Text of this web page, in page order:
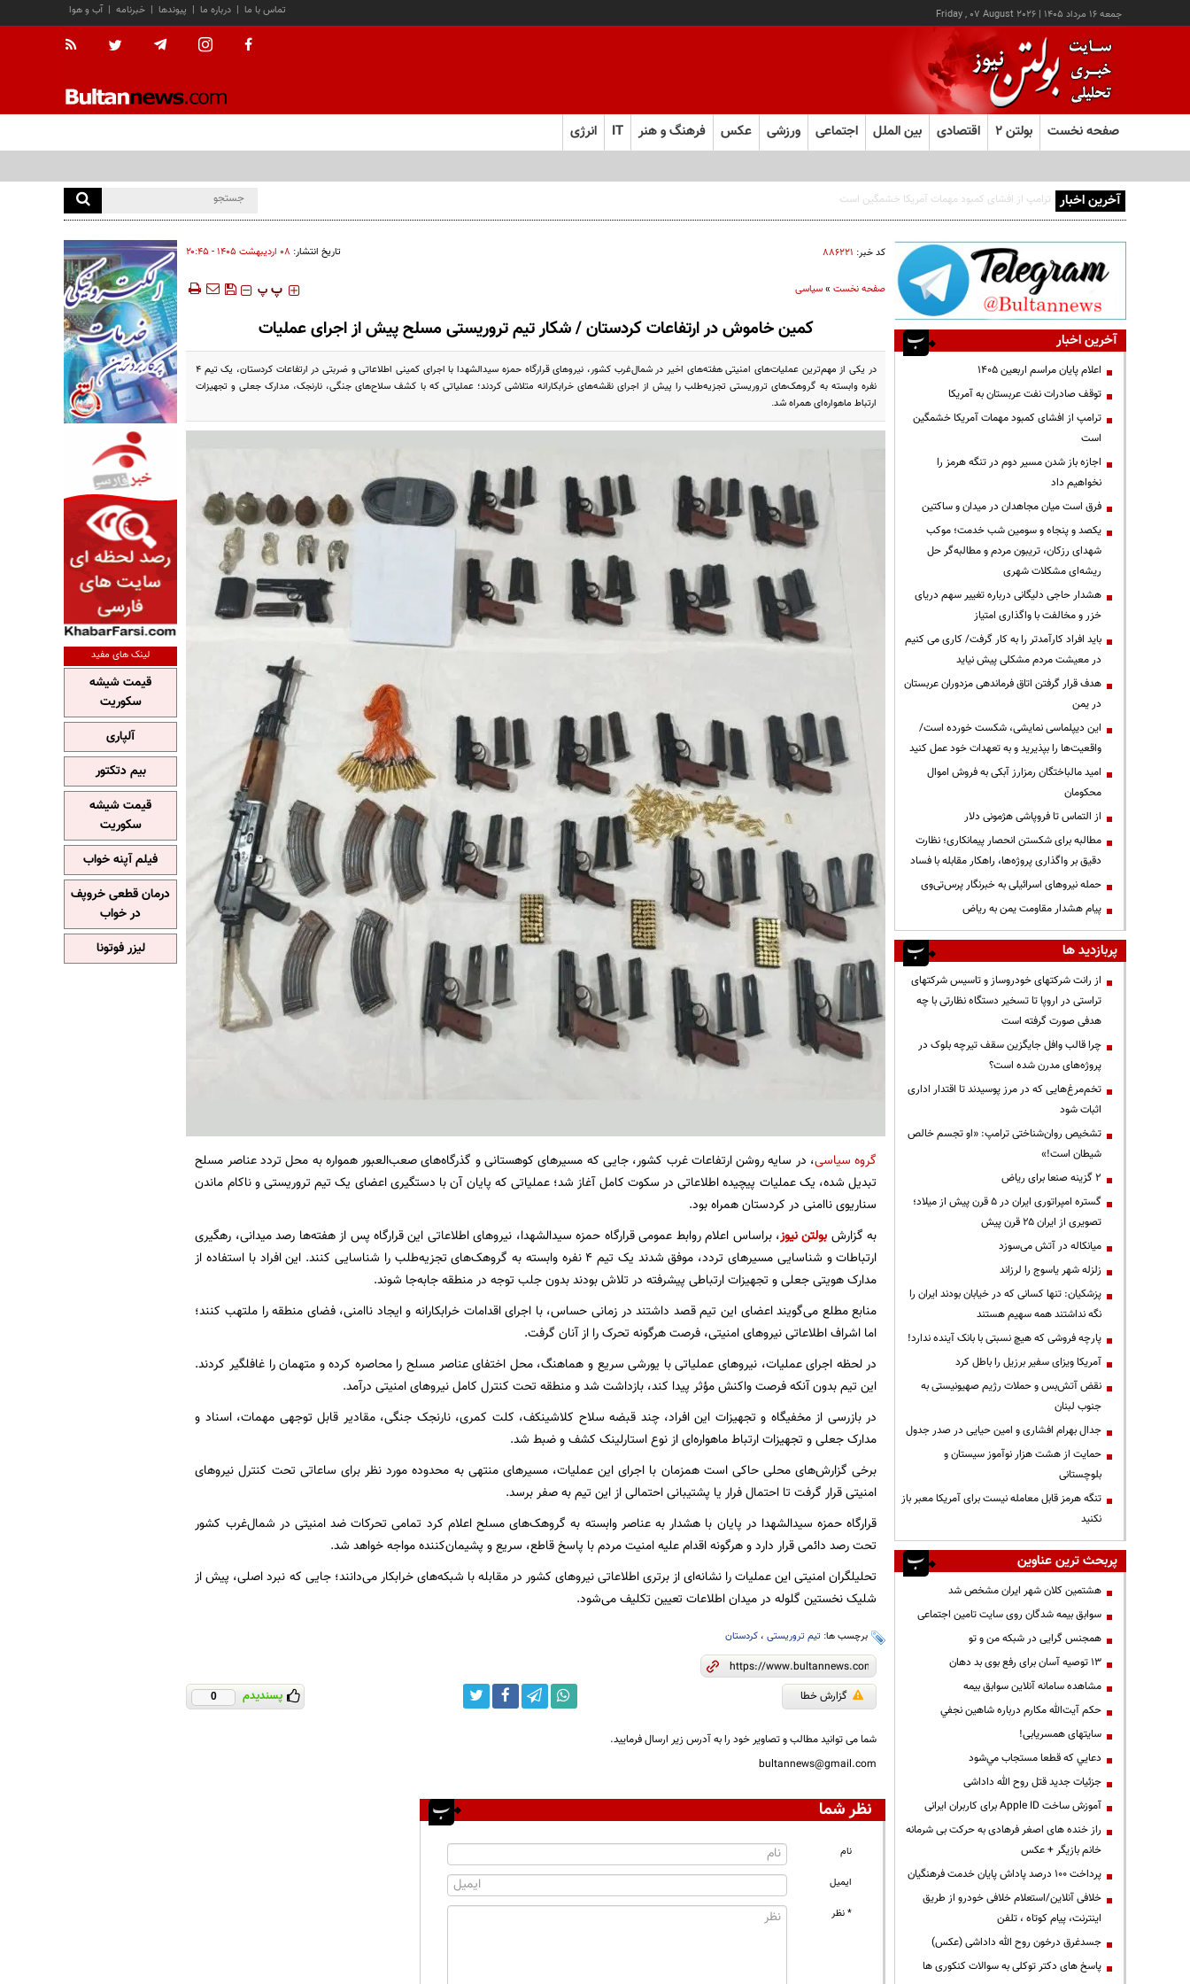
جمعه ۱۶ مرداد ۱۴۰۵ |
Friday , 07 August 2026 آب و هوا | خبرنامه | پیوندها | درباره ما | تماس با ما
صفحه نخست بولتن ۲ اقتصادی بین الملل اجتماعی ورزشی عکس فرهنگ و هنر IT انرژی
آخرین اخبار
کد خبر: ۸۸۶۲۲۱ تاریخ انتشار: ۰۸ ارديبهشت ۱۴۰۵ - ۲۰:۴۵
صفحه نخست»سیاسی ‍‍‍ پ پ
کمین خاموش در ارتفاعات کردستان / شکار تیم تروریستی مسلح پیش از اجرای عملیات
در یکی از مهم‌ترین عملیات‌های امنیتی هفته‌های اخیر در شمال‌غرب کشور، نیروهای قرارگاه حمزه سیدالشهدا با اجرای کمینی اطلاعاتی و ضربتی در ارتفاعات کردستان، یک تیم ۴
نفره وابسته به گروهک‌های تروریستی تجزیه‌طلب را پیش از اجرای نقشه‌های خرابکارانه متلاشی کردند؛ عملیاتی که با کشف سلاح‌های جنگی، نارنجک، مدارک جعلی و تجهیزات
ارتباط ماهواره‌ای همراه شد.
گروه سیاسی، در سایه‌ روشن ارتفاعات غرب کشور، جایی که مسیرهای کوهستانی و گذرگاه‌های صعب‌العبور همواره به محل تردد عناصر مسلح
تبدیل شده، یک عملیات پیچیده اطلاعاتی در سکوت کامل آغاز شد؛ عملیاتی که پایان آن با دستگیری اعضای یک تیم تروریستی و ناکام ماندن
سناریوی ناامنی در کردستان همراه بود.
به گزارش بولتن نیوز، براساس اعلام روابط عمومی قرارگاه حمزه سیدالشهدا، نیروهای اطلاعاتی این قرارگاه پس از هفته‌ها رصد میدانی، رهگیری
ارتباطات و شناسایی مسیرهای تردد، موفق شدند یک تیم ۴ نفره وابسته به گروهک‌های تجزیه‌طلب را شناسایی کنند. این افراد با استفاده از
مدارک هویتی جعلی و تجهیزات ارتباطی پیشرفته در تلاش بودند بدون جلب توجه در منطقه جابه‌جا شوند.
منابع مطلع می‌گویند اعضای این تیم قصد داشتند در زمانی حساس، با اجرای اقدامات خرابکارانه و ایجاد ناامنی، فضای منطقه را ملتهب کنند؛
اما اشراف اطلاعاتی نیروهای امنیتی، فرصت هرگونه تحرک را از آنان گرفت.
در لحظه اجرای عملیات، نیروهای عملیاتی با یورشی سریع و هماهنگ، محل اختفای عناصر مسلح را محاصره کرده و متهمان را غافلگیر کردند.
این تیم بدون آنکه فرصت واکنش مؤثر پیدا کند، بازداشت شد و منطقه تحت کنترل کامل نیروهای امنیتی درآمد.
در بازرسی از مخفیگاه و تجهیزات این افراد، چند قبضه سلاح کلاشینکف، کلت کمری، نارنجک جنگی، مقادیر قابل توجهی مهمات، اسناد و
مدارک جعلی و تجهیزات ارتباط ماهواره‌ای از نوع استارلینک کشف و ضبط شد.
برخی گزارش‌های محلی حاکی است همزمان با اجرای این عملیات، مسیرهای منتهی به محدوده مورد نظر برای ساعاتی تحت کنترل نیروهای
امنیتی قرار گرفت تا احتمال فرار یا پشتیبانی احتمالی از این تیم به صفر برسد.
قرارگاه حمزه سیدالشهدا در پایان با هشدار به عناصر وابسته به گروهک‌های مسلح اعلام کرد تمامی تحرکات ضد امنیتی در شمال‌غرب کشور
تحت رصد دائمی قرار دارد و هرگونه اقدام علیه امنیت مردم با پاسخ قاطع، سریع و پشیمان‌کننده مواجه خواهد شد.
تحلیلگران امنیتی این عملیات را نشانه‌ای از برتری اطلاعاتی نیروهای کشور در مقابله با شبکه‌های خرابکار می‌دانند؛ جایی که نبرد اصلی، پیش از
شلیک نخستین گلوله در میدان اطلاعات تعیین تکلیف می‌شود.
برچسب ها: تیم تروریستی، کردستان
گزارش خطا پسندیدم 0
شما می توانید مطالب و تصاویر خود را به آدرس زیر ارسال فرمایید.
bultannews@gmail.com
نظر شما
نام
ایمیل
* نظر
آخرین اخبار
اعلام پایان مراسم اربعین ۱۴۰۵
توقف صادرات نفت عربستان به آمریکا
ترامپ از افشای کمبود مهمات آمریکا خشمگین
است
اجازه باز شدن مسیر دوم در تنگه هرمز را
نخواهیم داد
فرق است میان مجاهدان در میدان و ساکتین
یکصد و پنجاه و سومین شب خدمت؛ موکب
شهدای رزکان، تریبون مردم و مطالبه‌گر حل
ریشه‌ای مشکلات شهری
هشدار حاجی دلیگانی درباره تغییر سهم دریای
خزر و مخالفت با واگذاری امتیاز
باید افراد کارآمدتر را به کار گرفت/ کاری می کنیم
در معیشت مردم مشکلی پیش نیاید
هدف قرار گرفتن اتاق‌ فرماندهی مزدوران عربستان
در یمن
این دیپلماسی نمایشی، شکست خورده است/
واقعیت‌ها را بپذیرید و به تعهدات خود عمل کنید
امید مالباختگان رمزارز آبکی به فروش اموال
محکومان
از التماس تا فروپاشی هژمونی دلار
مطالبه برای شکستن انحصار پیمانکاری؛ نظارت
دقیق بر واگذاری پروژه‌ها، راهکار مقابله با فساد
حمله نیروهای اسرائیلی به خبرنگار پرس‌تی‌وی
پیام هشدار مقاومت یمن به ریاض
پربازدید ها
از رانت‌ شرکتهای خودروساز و تاسیس شرکتهای
تراستی در اروپا تا تسخیر دستگاه نظارتی با چه
هدفی صورت گرفته است
چرا قالب وافل جایگزین سقف تیرچه بلوک در
پروژه‌های مدرن شده است؟
تخم‌مرغ‌هایی که در مرز پوسیدند تا اقتدار اداری
اثبات شود
تشخیص روان‌شناختی ترامپ: «او تجسم خالص
شیطان است!»
۲ گزینه صنعا برای ریاض
گستره امپراتوری ایران در ۵ قرن پیش از میلاد؛
تصویری از ایران ۲۵ قرن پیش
میانکاله در آتش می‌سوزد
زلزله شهر یاسوج را لرزاند
پزشکیان: تنها کسانی که در خیابان بودند ایران را
نگه نداشتند همه سهیم هستند
پارچه فروشی که هیچ نسبتی با بانک آینده ندارد!
آمریکا ویزای سفیر برزیل را باطل کرد
نقض آتش‌بس و حملات رژیم صهیونیستی به
جنوب لبنان
جدال بهرام افشاری و امین حیایی در صدر جدول
حمایت از هشت هزار نوآموز سیستان و
بلوچستانی
تنگه هرمز قابل معامله نیست برای آمریکا معبر باز
نکنید
پربحث ترین عناوین
هشتمین کلان شهر ایران مشخص شد
سوابق بیمه شدگان روی سایت تامین اجتماعی
همجنس گرایی در شبکه من و تو
13 توصیه آسان برای رفع بوی بد دهان
مشاهده سامانه آنلاين سوابق بیمه
حكم آيت‌الله مكارم درباره شاهين نجفي
سایتهای همسریابی!
دعايي كه قطعا مستجاب مي‌شود
جزئیات جدید قتل روح الله داداشی
آموزش ساخت Apple ID برای کاربران ایرانی
راز خنده های اصغر فرهادی به حرکت بی شرمانه
خانم بازیگر + عکس
پرداخت ۱۰۰ درصد پاداش پایان خدمت فرهنگیان
خلافی آنلاین/استعلام خلافی خودرو از طریق
اینترنت، پیام کوتاه ، تلفن
جسدغرق درخون روح الله داداشی (عکس)
پاسخ های دکتر توکلی به سوالات کنکوری ها
لینک های مفید
قیمت شیشه
سکوریت
آلپاری
بیم دتکتور
قیمت شیشه
سکوریت
فیلم آپنه خواب
درمان قطعی خروپف
در خواب
لیزر فوتونا